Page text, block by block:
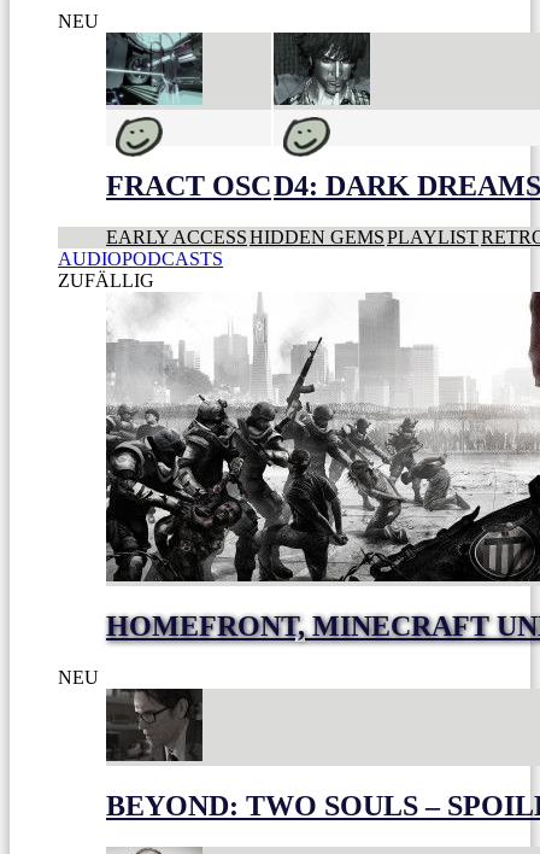
NEU
FRACT OSCD4: DARK
EARLY ACCESSHIDDEN GEMSPLAYLIST
AUDIOPODCASTS
ZUFÄLLIG
HOMEFRONT, MINECRAFT
NEU
BEYOND: TWO SOULS –